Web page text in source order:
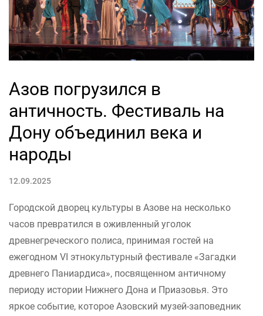
Азов погрузился в
античность. Фестиваль на
Дону объединил века и
народы
12.09.2025
Городской дворец культуры в Азове на несколько
часов превратился в оживленный уголок
древнегреческого полиса, принимая гостей на
ежегодном VI этнокультурный фестивале «Загадки
древнего Паниардиса», посвященном античному
периоду истории Нижнего Дона и Приазовья. Это
яркое событие, которое Азовский музей-заповедник